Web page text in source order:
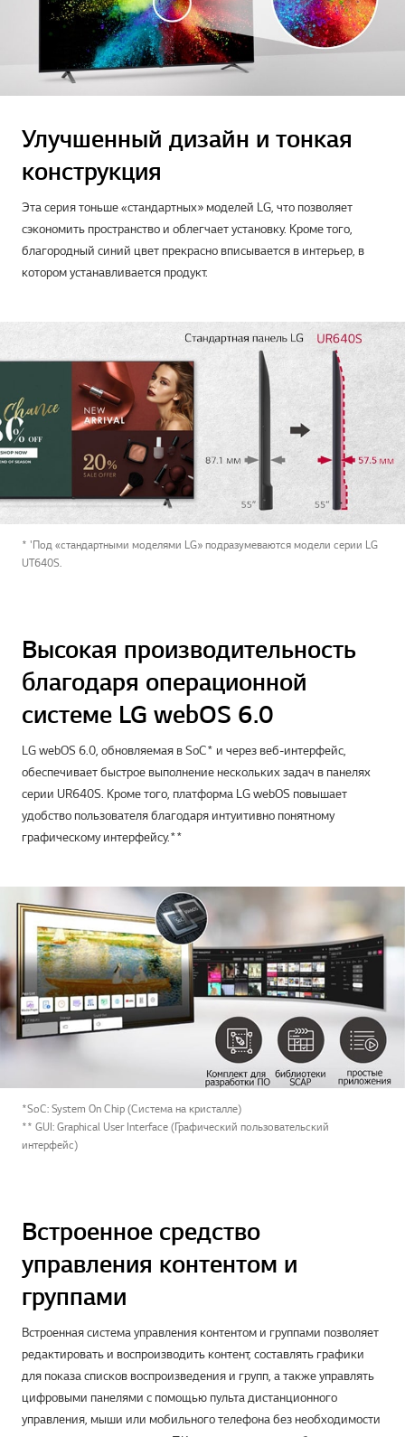
Улучшенный дизайн и тонкая
конструкция
Эта серия тоньше «стандартных» моделей LG, что позволяет
сэкономить пространство и облегчает установку. Кроме того,
благородный синий цвет прекрасно вписывается в интерьер, в
котором устанавливается продукт.
* 'Под «стандартными моделями LG» подразумеваются модели серии LG
UT640S.
Высокая производительность
благодаря операционной
системе LG webOS 6.0
LG webOS 6.0, обновляемая в SoC* и через веб-интерфейс,
обеспечивает быстрое выполнение нескольких задач в панелях
серии UR640S. Кроме того, платформа LG webOS повышает
удобство пользователя благодаря интуитивно понятному
графическому интерфейсу.**
*SoC: System On Chip (Система на кристалле)
** GUI: Graphical User Interface (Графический пользовательский
интерфейс)
Встроенное средство
управления контентом и
группами
Встроенная система управления контентом и группами позволяет
редактировать и воспроизводить контент, составлять графики
для показа списков воспроизведения и групп, а также управлять
цифровыми панелями с помощью пульта дистанционного
управления, мыши или мобильного телефона без необходимости